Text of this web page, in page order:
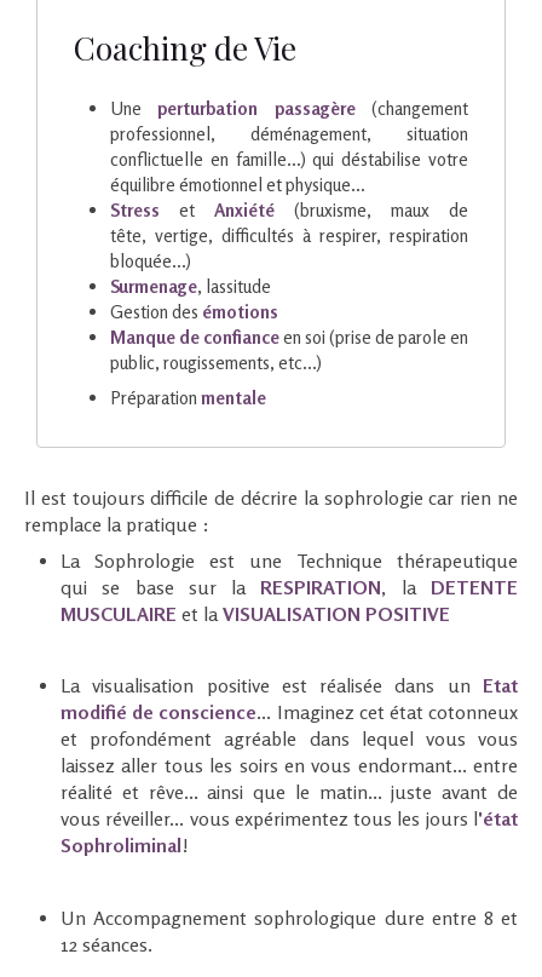
Coaching de Vie
Uneperturbation passagère(changement
professionnel, déménagement, situation
conflictuelle en famille...) qui déstabilise votre
équilibre émotionnel et physique...
Stress et Anxiété (bruxisme, maux de
tête, vertige, difficultés à respirer, respiration
bloquée...)
Surmenage, lassitude
Gestion des émotions
Manque de confianceen soi (prise de parole en
public, rougissements, etc...)
Préparation mentale
Il est toujours difficile de décrire la sophrologie car rien ne
remplace la pratique :
La Sophrologie est une Technique thérapeutique
qui se base sur la RESPIRATION, la DETENTE
MUSCULAI RE et laVISUALISATION POSITIVE
La visualisation positive est réalisée dans un Etat
modifié de conscience... Imaginez cet état cotonneux
et profondément agréable dans lequel vous vous
laissez aller tous les soirs en vous endormant... entre
réalité et rêve... ainsi que le matin... juste avant de
vous réveiller... vous expérimentez tous les jours l'état
Sophroliminal!
Un Accompagnement sophrologique dure entre 8 et
12 séances.